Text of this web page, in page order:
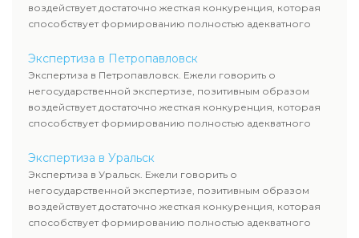
воздействует достаточно жесткая конкуренция, которая
способствует формированию полностью адекватного
Экспертиза в Петропавловск
Экспертиза в Петропавловск. Ежели говорить о
негосударственной экспертизе, позитивным образом
воздействует достаточно жесткая конкуренция, которая
способствует формированию полностью адекватного
Экспертиза в Уральск
Экспертиза в Уральск. Ежели говорить о
негосударственной экспертизе, позитивным образом
воздействует достаточно жесткая конкуренция, которая
способствует формированию полностью адекватного